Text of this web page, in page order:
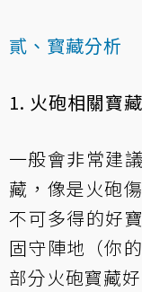
貳、寳藏分析
1. 火砲相關寶藏
一般會非常建
藏，像是火砲
不可多得的好
固守陣地（你
部分火砲寳藏好